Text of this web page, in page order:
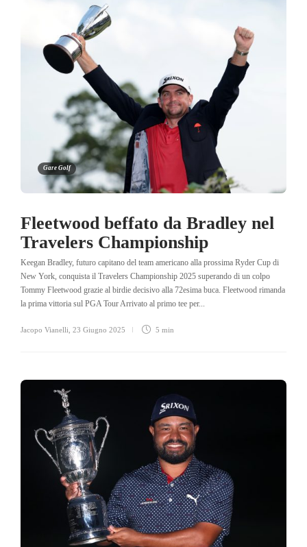
Gare Golf
Fleetwood beffato da Bradley nel
Travelers Championship
Keegan Bradley, futuro capitano del team americano alla prossima Ryder Cup di
New York, conquista il Travelers Championship 2025 superando di un colpo
Tommy Fleetwood grazie al birdie decisivo alla 72esima buca. Fleetwood rimanda
la prima vittoria sul PGA Tour Arrivato al primo tee per...
Jacopo Vianelli, 23 Giugno 2025 5 min